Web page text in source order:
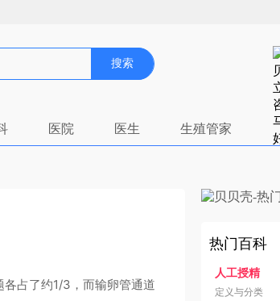
搜索
医院 医生 生殖管家
占了约1/3， 而输卵管通道
热门百科
人工授精
定义与分类